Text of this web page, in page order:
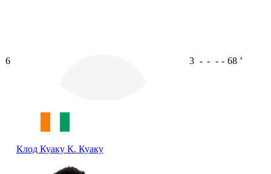
6
Клод Куаку К. Куаку
3 - - - - 68 ʼ